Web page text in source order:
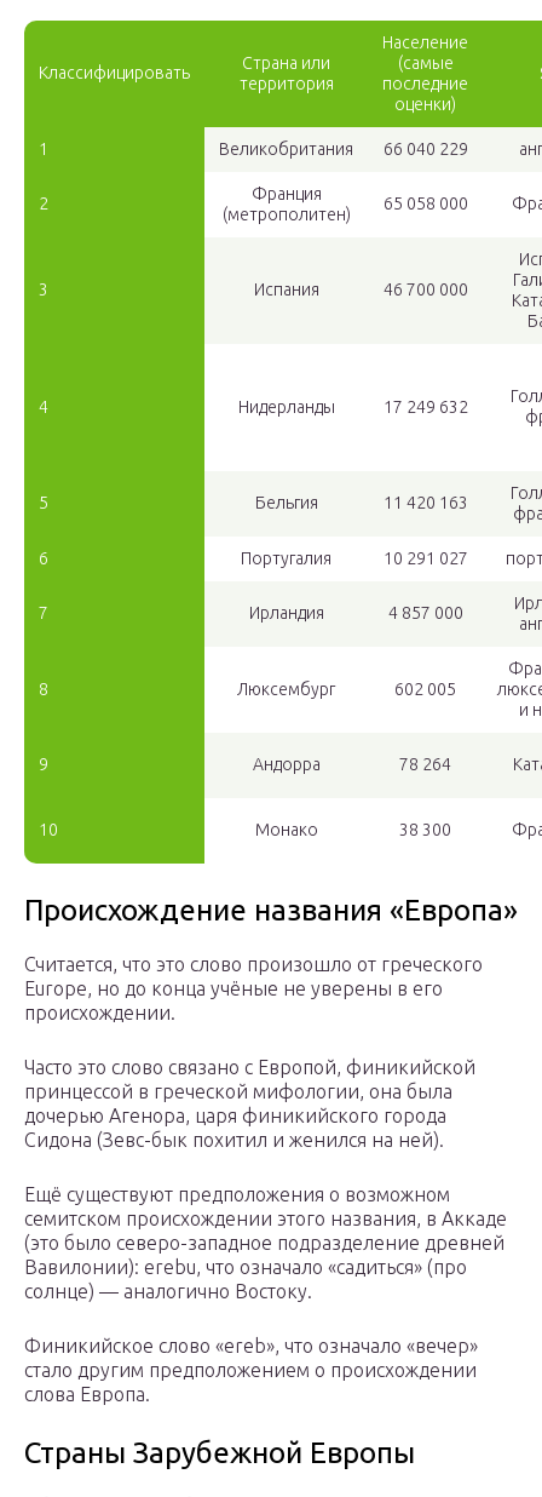
Классифицировать
Страна или
территория
Население
(самые
последние
оценки)
1 Великобритания 66 040 229
2
Франция
(метрополитен)
65 058 000
3 Испания 46 700 000
4 Нидерланды 17 249 632
5 Бельгия 11 420 163
6 Португалия 10 291 027
7 Ирландия 4 857 000
8 Люксембург 602 005
и
9 Андорра 78 264
10 Монако 38 300
Происхождение названия «Европа»
Считается, что это слово произошло от греческого
Europe, но до конца учёные не уверены в его
происхождении.
Часто это слово связано с Европой, финикийской
принцессой в греческой мифологии, она была
дочерью Агенора, царя финикийского города
Сидона (Зевс-бык похитил и женился на ней).
Ещё существуют предположения о возможном
семитском происхождении этого названия, в Аккаде
(это было северо-западное подразделение древней
Вавилонии): erebu, что означало «садиться» (про
солнце) — аналогично Востоку.
Финикийское слово «ereb», что означало «вечер»
стало другим предположением о происхождении
слова Европа.
Страны Зарубежной Европы